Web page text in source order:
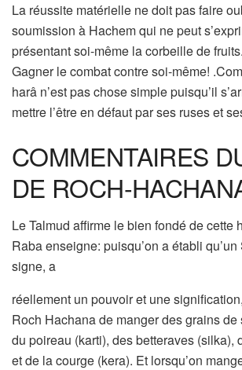
La réussite matérielle ne doit pas faire
soumission à Hachem qui ne peut
présentant soi-même la corbeille de fruits.
Gagner le combat contre soi-même!
harâ n’est pas chose simple puisqu’il
mettre l’être en défaut par ses ruses et
COMMENTAIRES
DE ROCH-
Le Talmud affirme le bien fondé de cette
Raba enseigne: puisqu’on a établi
signe, a
réellement un pouvoir et une
Roch Hachana de manger des grains de
du poireau (karti), des betteraves (silka),
et de la courge (kera). Et lorsqu’on